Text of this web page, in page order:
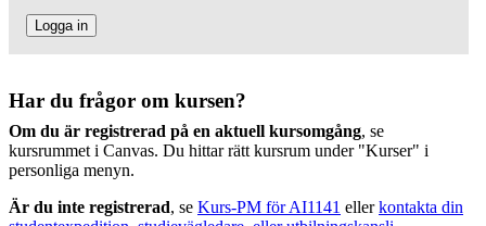
Logga in
Har du frågor om kursen?
Om du är registrerad på en aktuell kursomgång, se
kursrummet i Canvas. Du hittar rätt kursrum under "Kurser" i
personliga menyn.
Är du inte registrerad, se Kurs-PM för AI1141 ellerkontakta din